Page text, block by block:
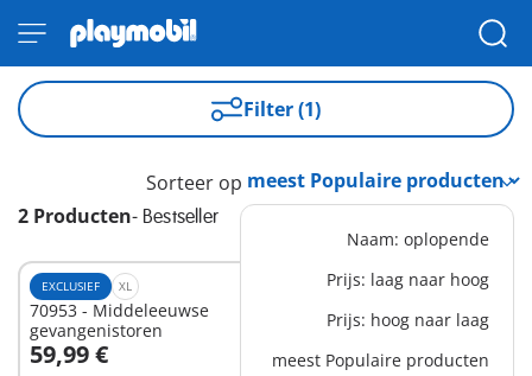
Filter (1)
2 Producten- Bestseller
Sorteer op
Naam: oplopende
Prijs: laag naar hoog
Prijs: hoog naar laag
meest Populaire producten
EXCLUSIEF XL
70953 - Middeleeuwse
gevangenistoren
59,99 €
In winkelwagen
BESTSELLER L
71298 - Novelmore vs.
Burnham Raiders -
Toernooi arena
77,99 €